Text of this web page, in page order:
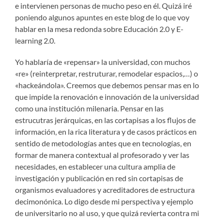
e intervienen personas de mucho peso en él. Quizá iré
poniendo algunos apuntes en este blog de lo que voy
hablar en la mesa redonda sobre Educación 2.0 y E-
learning 2.0.
Yo hablaría de «repensar» la universidad, con muchos
«re» (reinterpretar, restruturar, remodelar espacios,…) o
«hackeándola». Creemos que debemos pensar mas en lo
que impide la renovación e innovación de la universidad
como una institución milenaria. Pensar en las
estrucutras jerárquicas, en las cortapisas a los flujos de
información, en la rica literatura y de casos prácticos en
sentido de metodologías antes que en tecnologías, en
formar de manera contextual al profesorado y ver las
necesidades, en establecer una cultura amplia de
investigación y publicación en red sin cortapisas de
organismos evaluadores y acreditadores de estructura
decimonónica. Lo digo desde mi perspectiva y ejemplo
de universitario no al uso, y que quizá revierta contra mi